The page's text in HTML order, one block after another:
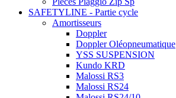
SAFETYLINE - Partie cycle
Amortisseurs
Doppler
Doppler Oléopneumatique
YSS SUSPENSION
Kundo KRD
Malossi RS3
Malossi RS24